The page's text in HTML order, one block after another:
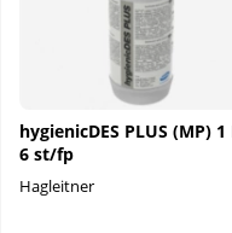
hygienicDES PLUS (MP) 1
6 st/fp
Hagleitner